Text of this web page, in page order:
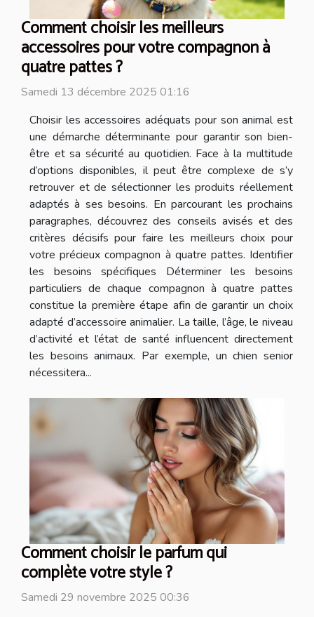
Comment choisir les meilleurs
accessoires pour votre compagnon à
quatre pattes ?
Samedi 13 décembre 2025 01:16
Choisir les accessoires adéquats pour son animal est
une démarche déterminante pour garantir son bien-
être et sa sécurité au quotidien. Face à la multitude
d’options disponibles, il peut être complexe de s’y
retrouver et de sélectionner les produits réellement
adaptés à ses besoins. En parcourant les prochains
paragraphes, découvrez des conseils avisés et des
critères décisifs pour faire les meilleurs choix pour
votre précieux compagnon à quatre pattes. Identifier
les besoins spécifiques Déterminer les besoins
particuliers de chaque compagnon à quatre pattes
constitue la première étape afin de garantir un choix
adapté d’accessoire animalier. La taille, l’âge, le niveau
d’activité et l’état de santé influencent directement
les besoins animaux. Par exemple, un chien senior
nécessitera...
Comment choisir le parfum qui
complète votre style ?
Samedi 29 novembre 2025 00:36